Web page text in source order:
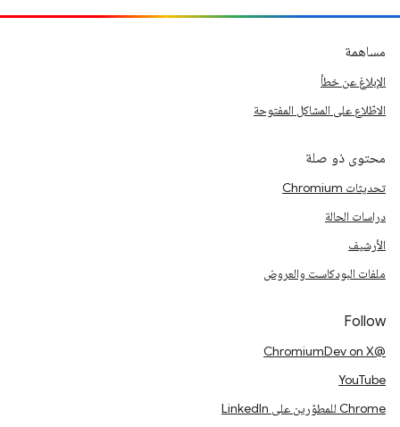
مساهمة
الإبلاغ عن خطأ
الاطّلاع على المشاكل المفتوحة
محتوى ذو صلة
تحديثات Chromium
دراسات الحالة
الأرشيف
ملفات البودكاست والعروض
Follow
@ChromiumDev on X
YouTube
Chrome للمطوّرين على LinkedIn